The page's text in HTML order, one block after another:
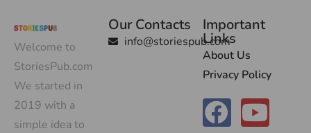
Welcome to
StoriesPub.com
We started in
2019 with a
simple idea to
Our Contacts
info@storiespub.com
Important
Links
About Us
Privacy Policy